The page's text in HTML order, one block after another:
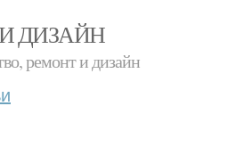
ДИЗАЙН
ремонт и дизайн